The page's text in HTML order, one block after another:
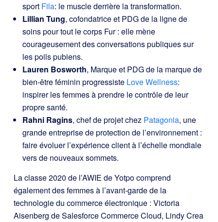
sport Fila: le muscle derrière la transformation.
Lillian Tung, cofondatrice et PDG de la ligne de
soins pour tout le corps Fur : elle mène
courageusement des conversations publiques sur
les poils pubiens.
Lauren Bosworth, Marque et PDG de la marque de
bien-être féminin progressiste Love Wellness:
inspirer les femmes à prendre le contrôle de leur
propre santé.
Rahni Ragins, chef de projet chez Patagonia, une
grande entreprise de protection de l’environnement :
faire évoluer l’expérience client à l’échelle mondiale
vers de nouveaux sommets.
La classe 2020 de l’AWIE de Yotpo comprend
également des femmes à l’avant-garde de la
technologie du commerce électronique : Victoria
Aisenberg de Salesforce Commerce Cloud, Lindy Crea